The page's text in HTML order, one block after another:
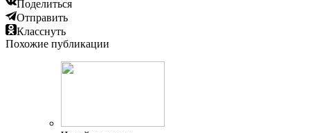
Поделиться
Отправить
Класснуть
Похожие публикации